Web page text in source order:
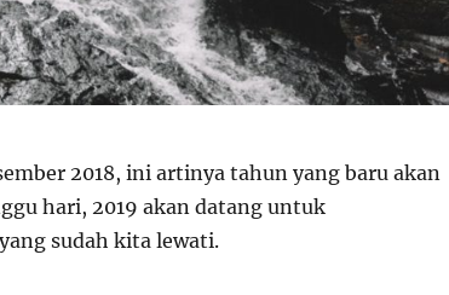
2018, ini artinya tahun yang baru akan
hari, 2019 akan datang untuk
sudah kita lewati.